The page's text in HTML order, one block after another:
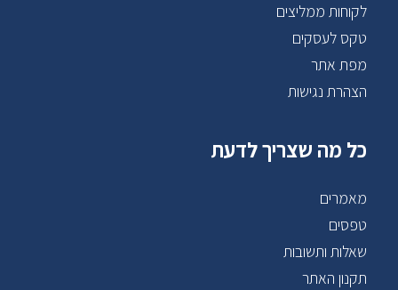
לקוחות ממליצים
טקס לעסקים
מפת אתר
הצהרת נגישות
כל מה שצריך לדעת
מאמרים
טפסים
שאלות ותשובות
תקנון האתר